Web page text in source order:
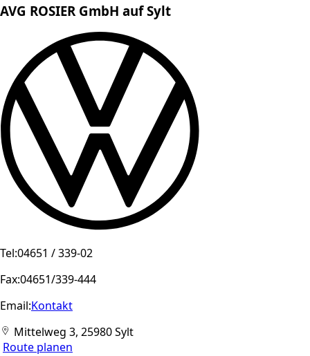
AVG ROSIER GmbH auf Sylt
Tel:04651 / 339-02
Fax:04651/339-444
Email:Kontakt
Mittelweg 3, 25980 Sylt
Route planen